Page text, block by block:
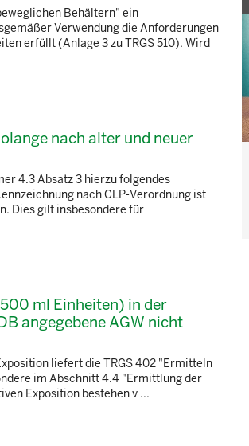
Behältern" ein
Verwendung die Anforderungen
erfüllt (Anlage 3 zu TRGS 510). Wird
nach alter und neuer
4.3 Absatz 3 hierzu folgendes
nach CLP-Verordnung ist
Dies gilt insbesondere für
ml Einheiten) in der
angegebene AGW nicht
liefert die TRGS 402 "Ermitteln
im Abschnitt 4.4 "Ermittlung der
Exposition bestehen v ...